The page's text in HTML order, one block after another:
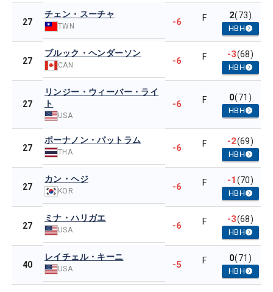
27
チェン・スーチャ
TWN -6 F 2(73)
HBH
27
ブルック・ヘンダーソン
CAN -6 F -3(68)
HBH
27
リンジー・ウィーバー・ライ
ト
USA
-6 F 0(71)
HBH
27
ポーナノン・パットラム
THA -6 F -2(69)
HBH
27
カン・ヘジ
KOR -6 F -1(70)
HBH
27
ミナ・ハリガエ
USA -6 F -3(68)
HBH
40
レイチェル・キーニ
USA -5 F 0(71)
HBH